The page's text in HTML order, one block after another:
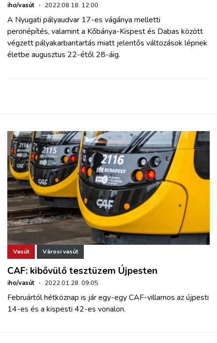
iho/vasút · 2022.08.18. 12:00
A Nyugati pályaudvar 17-es vágánya melletti
peronépítés, valamint a Kőbánya-Kispest és Dabas között
végzett pályakarbantartás miatt jelentős változások lépnek
életbe augusztus 22-étől 28-áig.
Vasút Városi vasút
CAF: kibővülő tesztüzem Újpesten
iho/vasút · 2022.01.28. 09:05
Februártól hétköznap is jár egy-egy CAF-villamos az újpesti
14-es és a kispesti 42-es vonalon.